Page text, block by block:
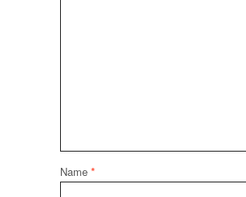
Name *